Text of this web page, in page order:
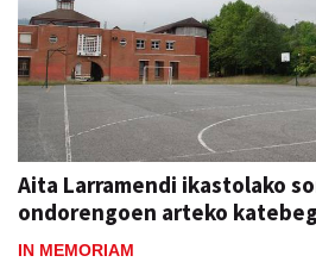
Aita Larramendi ikastolako
ondorengoen arteko
IN MEMORIAM